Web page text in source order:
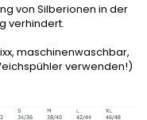
von Silberionen in der
verhindert.
maschinenwaschbar,
verwenden!)